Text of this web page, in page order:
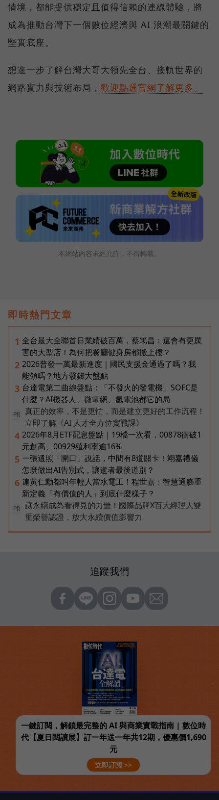
情境，都能提供穩定且值得信賴的連線體驗，將
成為推動台灣下一個數位經濟與 AI 浪潮最關鍵的
堅實底座。
想進一步了解台灣大哥大領先全台、接軌世界的
網路實力與技術布局， 歡迎點選官網了解更多。
本網站內容未經允許，不得轉載。
即時熱門文章
1 全台最大全聯首日業績破百萬，蔡篤昌：還會有更厲
害的大型店！為何把餐廳健身房都搬上樓？
2 2026普發一萬最新進度｜國民支援金通過了嗎？我
能領嗎？地方發錢大盤點
3 台達電第二曲線盤點：「不發火的發電機」SOFC是
什麼？AI機器人、微電網、氫電池都它的局
PR
真正的效率，不是更忙，而是建立更好的工作流程！
立即了解《AI 人才全方位實戰課》
4 2026年8月ETF配息盤點｜19檔一次看，00878衝破1
元創高、00929殖利率逾16%
5 一張遺照「開口」說話，中間有8道關卡！翊嘉禮儀
怎麼做出AI告別式，讓逝者最後道別？
6 連黃仁勳都叫年輕人當水電工！程世嘉：智慧通膨重
新定義「有價值的人」到底什麼樣子？
PR
讓永續成為看得見的力量！國際品牌X百大經理人雙
重榮譽認證，放大永續價值影響力
追蹤我們
一鍵訂閱，解鎖最完整的 AI 與商業實戰指南 | 數位時
代【夏日閱讀展】訂一年送一年共12期，優惠價1,690
元
立即訂閱 >>